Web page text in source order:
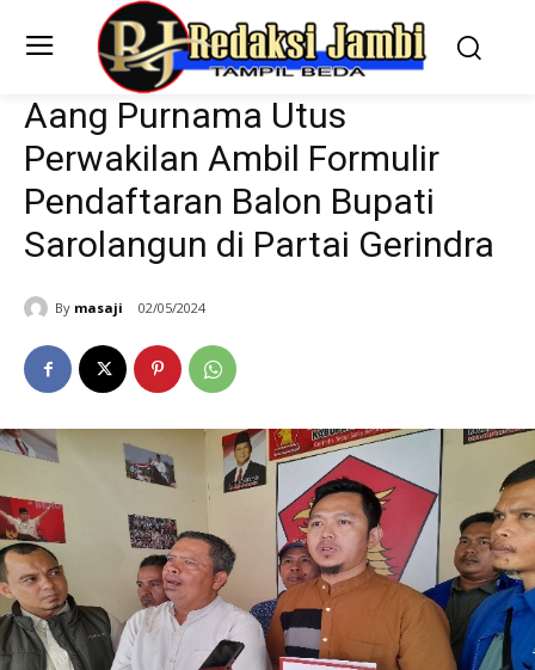
Aang Purnama Utus
Perwakilan Ambil Formulir
Pendaftaran Balon Bupati
Sarolangun di Partai Gerindra
By masaji 02/05/2024